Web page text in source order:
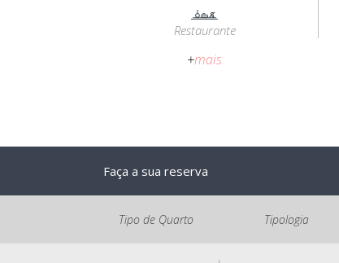
Restaurante
+mais
Faça a sua reserva
Tipo de Quarto Tipologia